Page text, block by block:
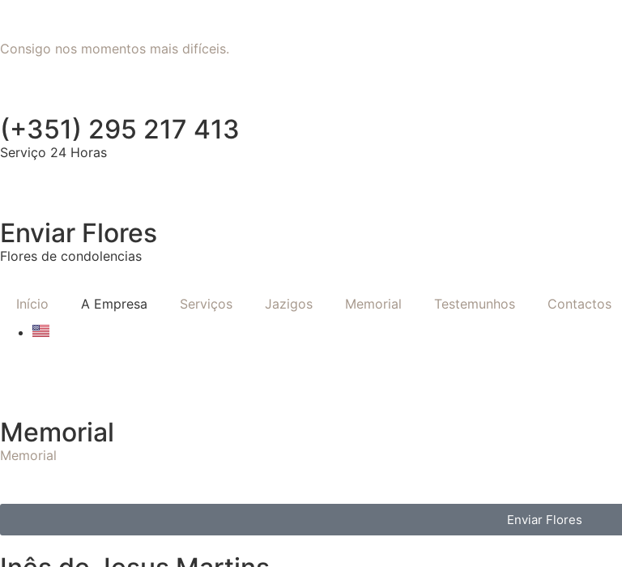
Consigo nos momentos mais difíceis.
(+351) 295 217 413
Serviço 24 Horas
Enviar Flores
Flores de condolencias
Início A Empresa Serviços Jazigos Memorial Testemunhos Contactos
Memorial
Memorial
Enviar Flores